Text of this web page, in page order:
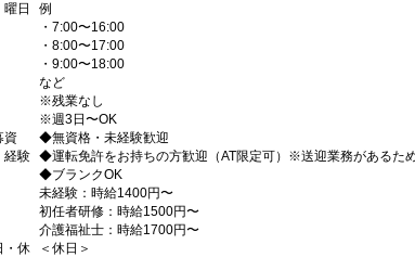
曜日
例
・7:00〜16:00
・8:00〜17:00
・9:00〜18:00
など
※残業なし
※週3日〜OK
資
経験
◆無資格・未経験歓迎
◆運転免許をお持ちの方歓迎（AT限定可）※送迎業務があるた
◆ブランクOK
未経験：時給1400円〜
初任者研修：時給1500円〜
介護福祉士：時給1700円〜
・休
＜休日＞